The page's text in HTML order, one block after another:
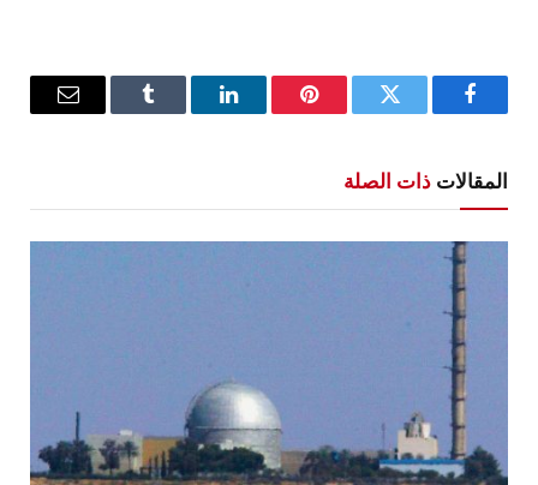
فيسبوك تويتر بينتيريستلينكدإن Tumblr
البريد
المقالات ذات الصلة